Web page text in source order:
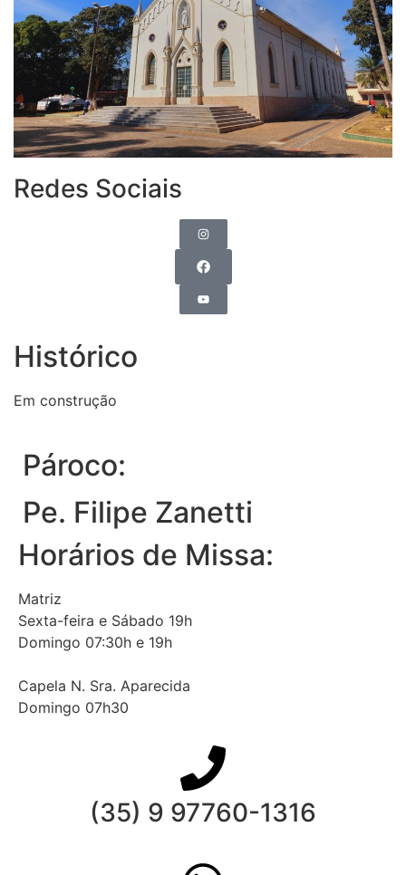
Redes Sociais
Histórico
Em construção
Pároco:
Pe. Filipe Zanetti
Horários de Missa:
Matriz
Sexta-feira e Sábado 19h
Domingo 07:30h e 19h
Capela N. Sra. Aparecida
Domingo 07h30
(35) 9 97760-1316